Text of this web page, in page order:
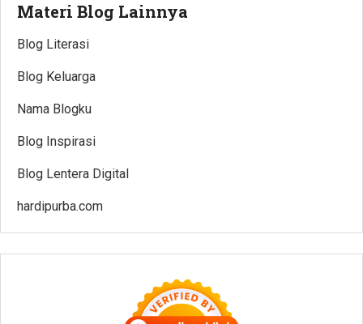
Materi Blog Lainnya
Blog Literasi
Blog Keluarga
Nama Blogku
Blog Inspirasi
Blog Lentera Digital
hardipurba.com